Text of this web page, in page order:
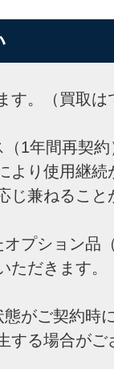
す。（買取は
1年間再契
より使用継続
じ兼ねること
プション品
ただきます。
がご契約時
する場合がご